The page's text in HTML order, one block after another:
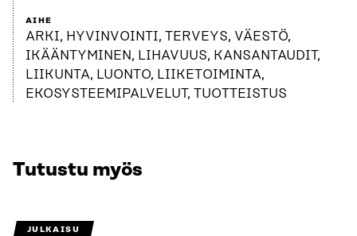
AIHE
ARKI, HYVINVOINTI, TERVEYS, VÄESTÖ,
IKÄÄNTYMINEN, LIHAVUUS, KANSANTAUDIT,
LIIKUNTA, LUONTO, LIIKETOIMINTA,
EKOSYSTEEMIPALVELUT, TUOTTEISTUS
Tutustu myös
JULKAISU